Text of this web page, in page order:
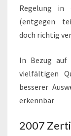
Regelung in
(entgegen
doch richtig
In Bezug auf
vielfältigen
besserer
erkennbar
2007